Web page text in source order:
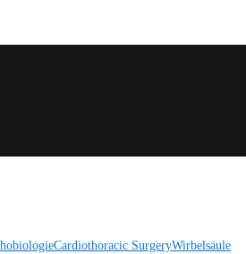
Cardiothoracic SurgeryWirbelsäule